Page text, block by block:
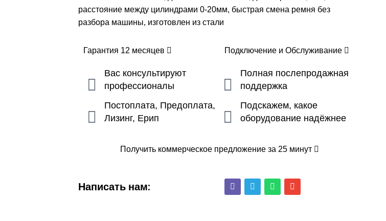
расстояние между цилиндрами 0-20мм, быстрая смена ремня без
разбора машины, изготовлен из стали
Гарантия 12 месяцев Подключение и Обслуживание
Вас консультируют
профессионалы
Постоплата, Предоплата,
Лизинг, Ерип
Полная послепродажная
поддержка
Подскажем, какое
оборудование надёжнее
Получить коммерческое предложение за 25 минут
Написать нам: